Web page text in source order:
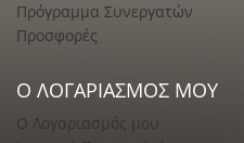
Πρόγραμμα Συνεργατών
Προσφορές
Ο ΛΟΓΑΡΙΑΣΜΌΣ ΜΟΥ
Ο Λογαριασμός μου